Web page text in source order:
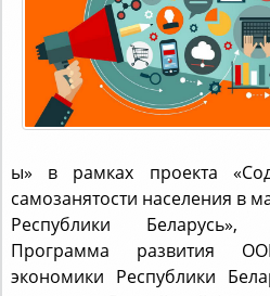
ы» в рамках проекта
самозанятости населения в
Республики Беларусь»,
Программа развития
экономики Республики